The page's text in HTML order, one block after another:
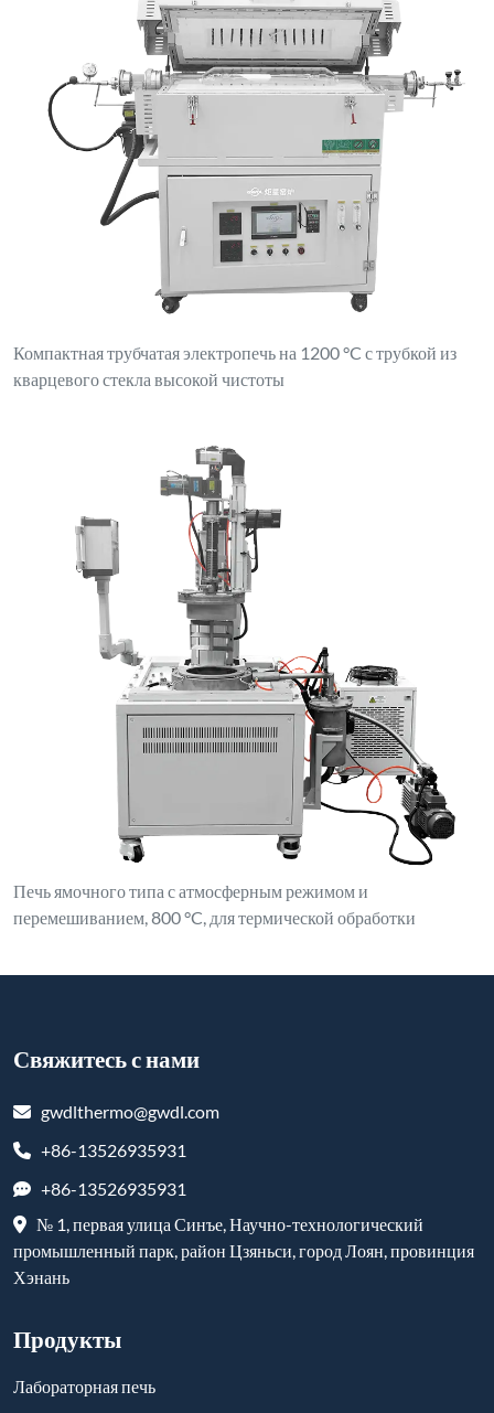
Компактная трубчатая электропечь на 1200 °C с трубкой из
кварцевого стекла высокой чистоты
Печь ямочного типа с атмосферным режимом и
перемешиванием, 800 °C, для термической обработки
Свяжитесь с нами
gwdlthermo@gwdl.com
+86-13526935931
+86-13526935931
№ 1, первая улица Синъе, Научно-технологический
промышленный парк, район Цзяньси, город Лоян, провинция
Хэнань
Продукты
Лабораторная печь